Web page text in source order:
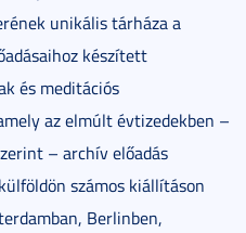
unikális tárháza a
készített
és meditációs
az elmúlt évtizedekben –
– archív előadás
számos kiállításon
Berlinben,